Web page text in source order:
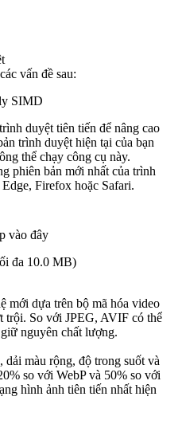
vấn đề sau:
SIMD
duyệt tiên tiến để nâng cao
trình duyệt hiện tại của bạn
thể chạy công cụ này.
phiên bản mới nhất của trình
Firefox hoặc Safari.
vào đây
đa 10.0 MB)
mới dựa trên bộ mã hóa video
trội. So với JPEG, AVIF có thể
nguyên chất lượng.
màu rộng, độ trong suốt và
so với WebP và 50% so với
hình ảnh tiên tiến nhất hiện